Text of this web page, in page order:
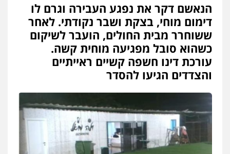
0507206063
עו"ד זוהר ארבל
פשיעה חמורה מעצרים וחקירות
קטינים
0538788878
עו"ד אסף דוק
פלילי עבירות מין סמים והימורים
חמורה חקירות ומעצרים צווארון לבן והונאה
0526885006
הנאשם דקר את נפגע העבירה וגרם לו
דימום מוחי, בצקת ושבר נקודתי. לאחר
ששוחרר מבית החולים, הועבר לשיקום
כשהוא סובל מפגיעה מוחית קשה.
עורכת דינו חשפה קשיים ראייתיים
והצדדים הגיעו להסדר